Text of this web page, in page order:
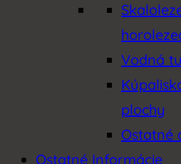
Vodná
plochy
Ostatné
Ostatné Informácie